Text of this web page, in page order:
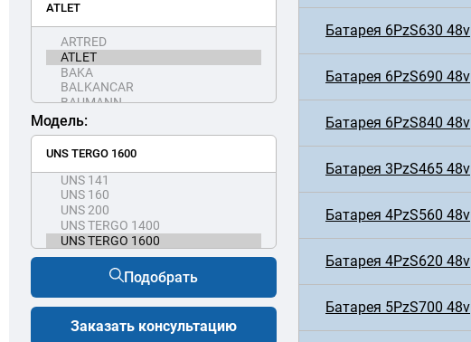
Модель:
Подобрать
Заказать консультацию
Батарея 6PzS630 48v
Батарея 6PzS690 48v
Батарея 6PzS840 48v
Батарея 3PzS465 48v
Батарея 4PzS560 48v
Батарея 4PzS620 48v
Батарея 5PzS700 48v